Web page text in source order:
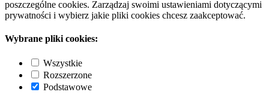
poszczególne cookies. Zarządzaj swoimi ustawieniami dotyczącymi
prywatności i wybierz jakie pliki cookies chcesz zaakceptować.
Wybrane pliki cookies:
Wszystkie
Rozszerzone
Podstawowe